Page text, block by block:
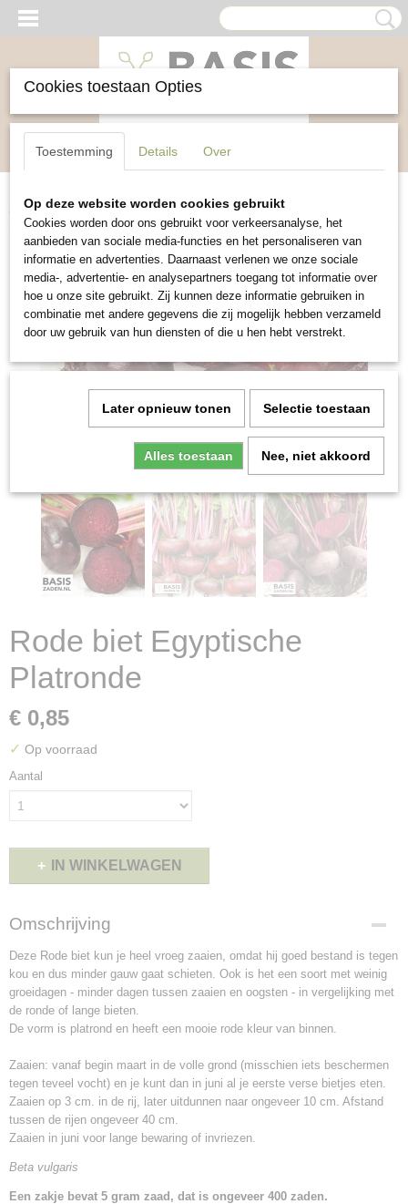
Inloggen Registreren
Home>Groente>Rode biet Egyptische Platronde
Rode biet Egyptische
Platronde
€ 0,85
✓ Op voorraad
Aantal
IN WINKELWAGEN
Omschrijving
Deze Rode biet kun je heel vroeg zaaien, omdat hij goed bestand is tegen
kou en dus minder gauw gaat schieten. Ook is het een soort met weinig
groeidagen - minder dagen tussen zaaien en oogsten - in vergelijking met
de ronde of lange bieten.
De vorm is platrond en heeft een mooie rode kleur van binnen.
Zaaien: vanaf begin maart in de volle grond (misschien iets beschermen
tegen teveel vocht) en je kunt dan in juni al je eerste verse bietjes eten.
Zaaien op 3 cm. in de rij, later uitdunnen naar ongeveer 10 cm. Afstand
tussen de rijen ongeveer 40 cm.
Zaaien in juni voor lange bewaring of invriezen.
Beta vulgaris
Een zakje bevat 5 gram zaad, dat is ongeveer 400 zaden.
Cookies toestaan Opties
Toestemming Details Over
Op deze website worden cookies gebruikt
Cookies worden door ons gebruikt voor verkeersanalyse, het
aanbieden van sociale media-functies en het personaliseren van
informatie en advertenties. Daarnaast verlenen we onze sociale
media-, advertentie- en analysepartners toegang tot informatie over
hoe u onze site gebruikt. Zij kunnen deze informatie gebruiken in
combinatie met andere gegevens die zij mogelijk hebben verzameld
door uw gebruik van hun diensten of die u hen hebt verstrekt.
Later opnieuw tonen Selectie toestaan
Alles toestaan Nee, niet akkoord